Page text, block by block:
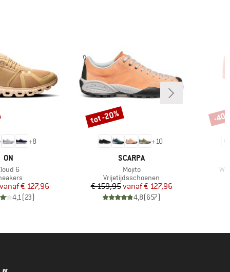
+8
MERK
ON
6
Prijs
Verlaagde prijs
vanaf€ 127,96
4,1(23)
+10
MERK
SCARPA
Artikel
Mojito
Productgroep
Vrijetijdsschoenen
Prijs
€ 159,95 Verlaagde prijs
vanaf€ 127,96
4,8(657)
Korting
tot -20% -